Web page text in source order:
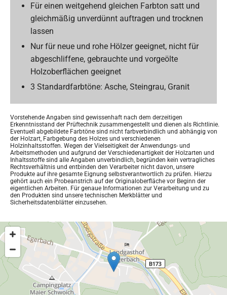
Für einen weitgehend gleichen Farbton satt und
gleichmäßig unverdünnt auftragen und trocknen
lassen
Nur für neue und rohe Hölzer geeignet, nicht für
abgeschliffene, gebrauchte und vorgeölte
Holzoberflächen geeignet
3 Standardfarbtöne: Asche, Steingrau, Granit
Vorstehende Angaben sind gewissenhaft nach dem derzeitigen
Erkenntnisstand der Prüftechnik zusammengestellt und dienen als Richtlinie.
Eventuell abgebildete Farbtöne sind nicht farbverbindlich und abhängig von
der Holzart, Farbgebung des Holzes und verschiedenen
Holzinhaltsstoffen. Wegen der Vielseitigkeit der Anwendungs- und
Arbeitsmethoden und aufgrund der Verschiedenartigkeit der Holzarten und
Inhaltsstoffe sind alle Angaben unverbindlich, begründen kein vertragliches
Rechtsverhältnis und entbinden den Verarbeiter nicht davon, unsere
Produkte auf ihre gesamte Eignung selbstverantwortlich zu prüfen. Hierzu
gehört auch ein Probeanstrich auf der Originaloberfläche vor Beginn der
eigentlichen Arbeiten. Für genaue Informationen zur Verarbeitung und zu
den Produkten sind unsere technischen Merkblätter und
Sicherheitsdatenblätter einzusehen.